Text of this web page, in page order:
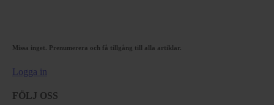
Missa inget. Prenumerera och få tillgång till alla artiklar.
Logga in
FÖLJ OSS